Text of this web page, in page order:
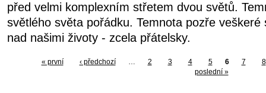
před velmi komplexním střetem dvou světů.
světlého světa pořádku. Temnota pozře
nad našimi životy - zcela přátelsky.
« první ‹ předchozí … 2 3 4 5 6 7
8
poslední »